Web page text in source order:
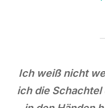
Ich weiß nicht
ich die